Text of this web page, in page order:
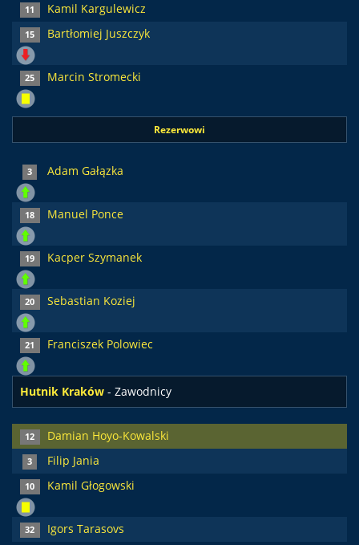
11 Kamil Kargulewicz
15 Bartłomiej Juszczyk
25 Marcin Stromecki
Rezerwowi
3 Adam Gałązka
18 Manuel Ponce
19 Kacper Szymanek
20 Sebastian Koziej
21 Franciszek Polowiec
Hutnik Kraków - Zawodnicy
12 Damian Hoyo-Kowalski
3 Filip Jania
10 Kamil Głogowski
32 Igors Tarasovs